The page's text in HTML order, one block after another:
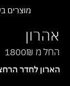
מוצרים
אהרון
החל מ 1800₪
הארון לחדר